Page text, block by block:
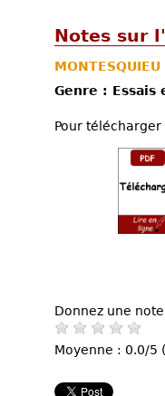
Notes sur
MONTESQUIEU
Genre : Essais
Pour
Donnez une
Moyenne : 0.0/5